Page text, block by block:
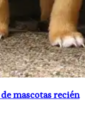
mascotas recién